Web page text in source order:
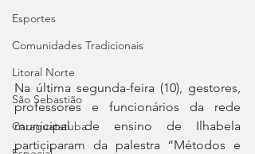
Esportes
Comunidades Tradicionais
Litoral Norte
São Sebastião
Caraguatatuba
Na última segunda-feira (10), gestores,
professores e funcionários da rede
municipal de ensino de Ilhabela
participaram da palestra “Métodos e